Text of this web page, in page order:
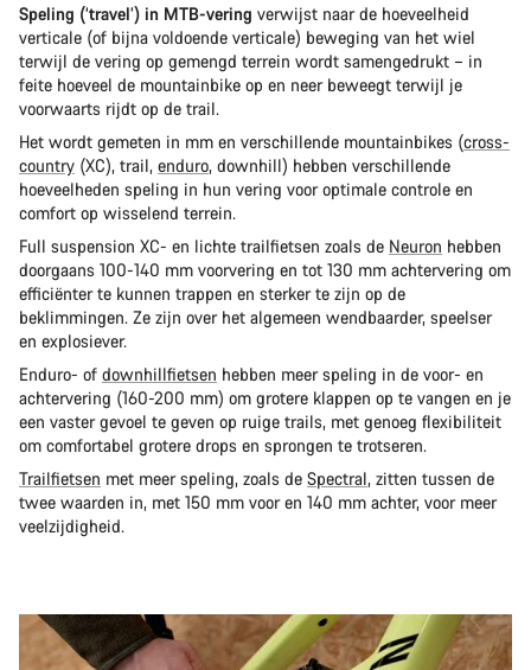
Speling (‘travel’) in MTB-vering verwijst naar de hoeveelheid
verticale (of bijna voldoende verticale) beweging van het wiel
terwijl de vering op gemengd terrein wordt samengedrukt – in
feite hoeveel de mountainbike op en neer beweegt terwijl je
voorwaarts rijdt op de trail.
Het wordt gemeten in mm en verschillende mountainbikes (cross-
country (XC), trail, enduro, downhill) hebben verschillende
hoeveelheden speling in hun vering voor optimale controle en
comfort op wisselend terrein.
Full suspension XC- en lichte trailfietsen zoals de Neuron hebben
doorgaans 100-140 mm voorvering en tot 130 mm achtervering om
efficiënter te kunnen trappen en sterker te zijn op de
beklimmingen. Ze zijn over het algemeen wendbaarder, speelser
en explosiever.
Enduro- of downhillfietsen hebben meer speling in de voor- en
achtervering (160-200 mm) om grotere klappen op te vangen en je
een vaster gevoel te geven op ruige trails, met genoeg flexibiliteit
om comfortabel grotere drops en sprongen te trotseren.
Trailfietsen met meer speling, zoals de Spectral, zitten tussen de
twee waarden in, met 150 mm voor en 140 mm achter, voor meer
veelzijdigheid.